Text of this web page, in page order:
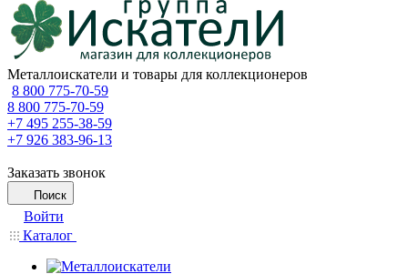
Металлоискатели и товары для коллекционеров
8 800 775-70-59
8 800 775-70-59
+7 495 255-38-59
+7 926 383-96-13
Заказать звонок
Поиск
Войти
Каталог